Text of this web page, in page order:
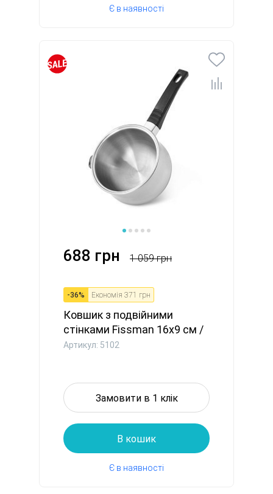
Є в наявності
688 грн 1 059 грн
-36% Економія 371 грн
Ковшик з подвійними
стінками Fissman 16x9 см /
0,9...
Артикул: 5102
Замовити в 1 клік
В кошик
Є в наявності